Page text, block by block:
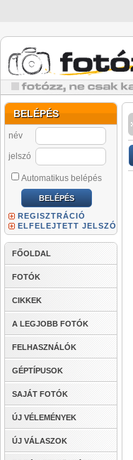
BELÉPÉS
név
jelszó
Automatikus belépés
REGISZTRÁCIÓ
ELFELEJTETT JELSZÓ
FŐOLDAL
FOTÓK
CIKKEK
A LEGJOBB FOTÓK
FELHASZNÁLÓK
GÉPTÍPUSOK
SAJÁT FOTÓK
ÚJ VÉLEMÉNYEK
ÚJ VÁLASZOK